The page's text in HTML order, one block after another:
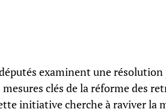
examinent une
clés de la réforme des
initiative cherche à raviver la